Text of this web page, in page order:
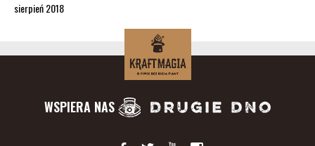
sierpień 2018
WSPIERA NAS